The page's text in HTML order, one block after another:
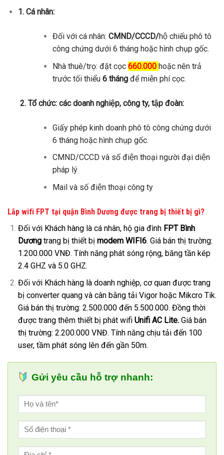
1. Cá nhân:
Đối với cá nhân: CMND/CCCD/hộ chiếu phô tô
công chứng dưới 6 tháng hoặc hình chụp gốc.
Nhà thuê/trọ: đặt cọc 660.000 hoặc nên trả
trước tối thiểu 6 thángđể miễn phí cọc.
2. Tổ chức: các doanh nghiệp, công ty, tập đoàn:
Giấy phép kinh doanh phô tô công chứng dưới
6 tháng hoặc hình chụp gốc.
CMND/CCCD và số điện thoại người đại diện
pháp lý
Mail và số điện thoại công ty
Lắp wifi FPT tại quận Bình Dương được trang bị thiết bị gì?
Đối với Khách hàng là cá nhân, hộ gia đình FPT Bình
Dươngtrang bị thiết bị modem WIFI6. Giá bán thị trường:
1.200.000 VNĐ. Tính năng phát sóng rộng, băng tần kép
2.4 GHZ và 5.0 GHZ.
Đối với Khách hàng là doanh nghiệp, cơ quan được trang
bị converter quang và cân bằng tải Vigor hoặc Mikcro Tik.
Giá bán thị trường: 2.500.000 đến 5.500.000. Đồng thời
được trang thêm thiết bị phát wifi Unifi AC Lite. Giá bán
thị trường: 2.200.000 VNĐ. Tính năng chịu tải đến 100
user, tầm phát sóng lên đến gần 50m.
Gửi yêu cầu hỗ trợ nhanh: